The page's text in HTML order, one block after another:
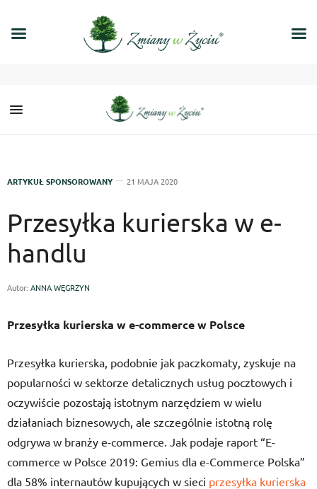
ARTYKUŁ SPONSOROWANY 21 MAJA 2020
Przesyłka kurierska w e-
handlu
Autor: ANNA WĘGRZYN
Przesyłka kurierska w e-commerce w Polsce
Przesyłka kurierska, podobnie jak paczkomaty, zyskuje na
popularności w sektorze detalicznych usług pocztowych i
oczywiście pozostają istotnym narzędziem w wielu
działaniach biznesowych, ale szczególnie istotną rolę
odgrywa w branży e-commerce. Jak podaje raport “E-
commerce w Polsce 2019: Gemius dla e-Commerce Polska”
dla 58% internautów kupujących w sieci przesyłka kurierska